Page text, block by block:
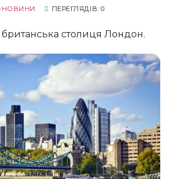
НОВИНИ ПЕРЕГЛЯДІВ: 0
британська столиця Лондон.